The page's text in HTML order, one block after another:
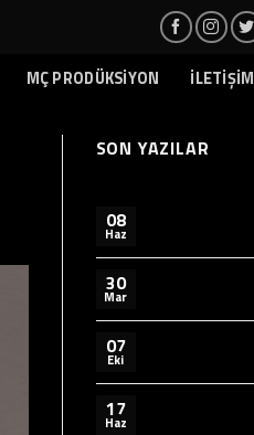
MÇ PRODÜKSİYON İLETİŞİM
SON YAZILAR
08
Haz
30
Mar
07
Eki
17
Haz